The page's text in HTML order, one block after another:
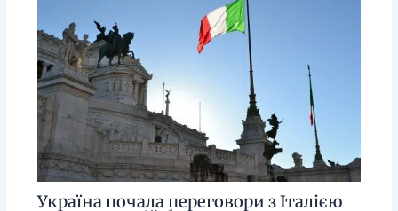
Україна почала переговори з Італією